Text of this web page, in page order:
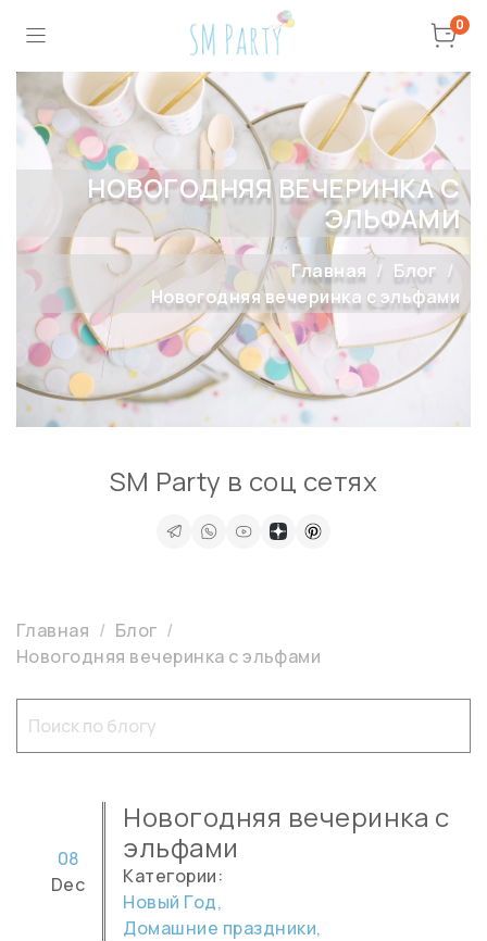
0
НОВОГОДНЯЯ ВЕЧЕРИНКА С
ЭЛЬФАМИ
Главная
Блог
Новогодняя вечеринка с эльфами
Главная
Блог
Новогодняя вечеринка с эльфами
Новогодняя вечеринка с
эльфами
08
Dec
Категории:
Новый Год,
Домашние праздники,
SM Party в соц сетях